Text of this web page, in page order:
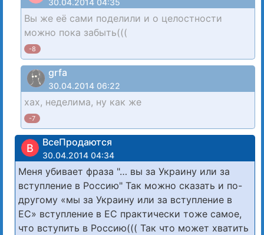
Вы же её сами поделили и о целостности
можно пока забыть(((
-8
grfa
30.04.2014 06:22
хах, неделима, ну как же
-7
В ВсеПродаются
30.04.2014 04:34
Меня убивает фраза "… вы за Украину или за
вступление в Россию" Так можно сказать и по-
другому «мы за Украину или за вступление в
ЕС» вступление в ЕС практически тоже самое,
что вступить в Россию((( Так что может хватить